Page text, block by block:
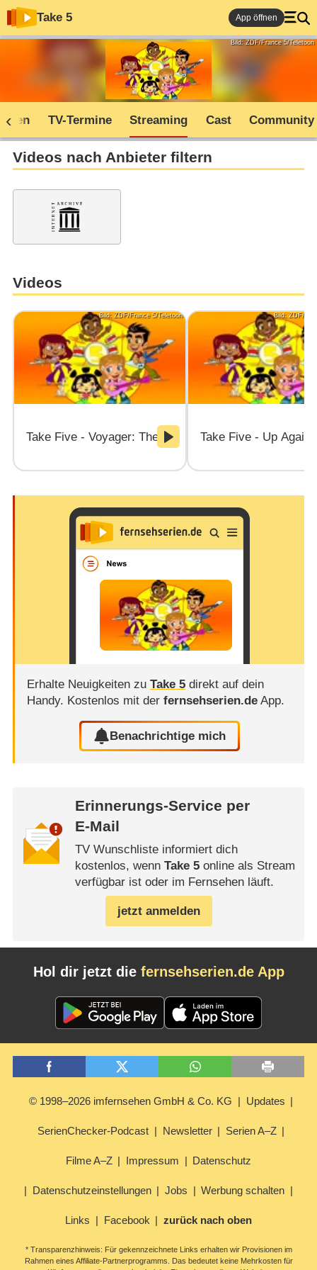
Take 5 App öffnen
Bild: ZDF/France 5/Teletoon
TV-Termine Streaming Cast Community
Videos nach Anbieter filtern
Videos
Bild: ZDF/France 5/Teletoon
Take Five - Voyager: The Last Picture Show
Bild: ZDF/
Take Five - Up
Erhalte Neuigkeiten zu Take 5direkt auf dein
Handy. Kostenlos mit der fernsehserien.deApp.
Benachrichtige mich
Erinnerungs-Service per
E-Mail
TV Wunschliste informiert dich
kostenlos, wenn Take 5online als Stream
verfügbar ist oder im Fernsehen läuft.
jetzt anmelden
Hol dir jetzt die fernsehserien.de App
© 1998–2026 imfernsehen GmbH & Co. KG Updates
SerienChecker-Podcast Newsletter Serien A–Z
Filme A–Z Impressum Datenschutz
Datenschutzeinstellungen Jobs Werbung schalten
Links Facebook zurück nach oben
* Transparenzhinweis: Für gekennzeichnete Links erhalten wir Provisionen im
Rahmen eines Affiliate-Partnerprogramms. Das bedeutet keine Mehrkosten für